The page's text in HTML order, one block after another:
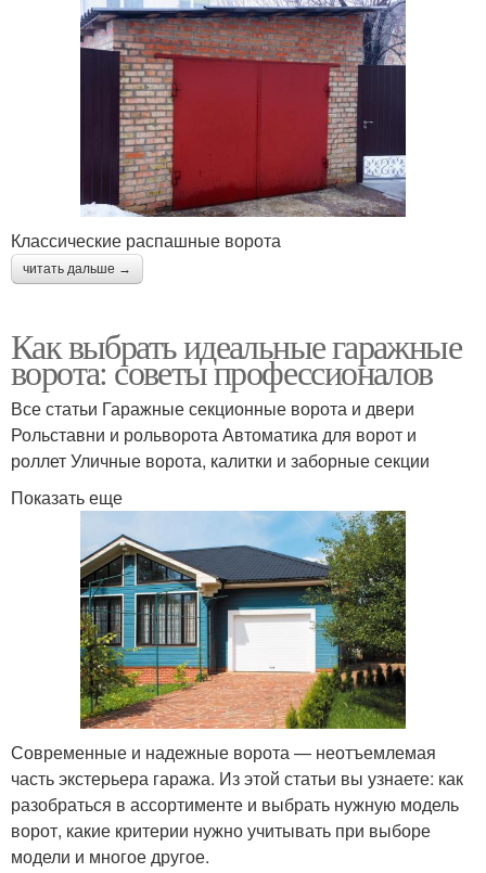
Классические распашные ворота
читать дальше →
Как выбрать идеальные гаражные
ворота: советы профессионалов
Все статьи Гаражные секционные ворота и двери
Рольставни и рольворота Автоматика для ворот и
роллет Уличные ворота, калитки и заборные секции
Показать еще
Современные и надежные ворота — неотъемлемая
часть экстерьера гаража. Из этой статьи вы узнаете: как
разобраться в ассортименте и выбрать нужную модель
ворот, какие критерии нужно учитывать при выборе
модели и многое другое.